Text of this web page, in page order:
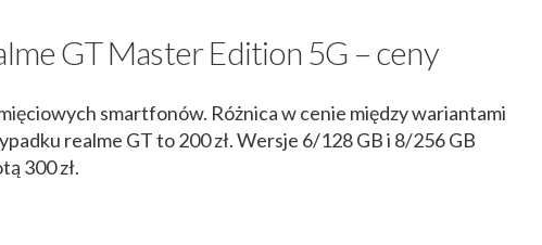
GT Master Edition 5G – ceny
smartfonów. Różnica w cenie między wariantami
realme GT to 200 zł. Wersje 6/128 GB i 8/256 GB
300 zł.